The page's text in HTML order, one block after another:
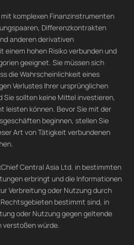
komplexen Finanzinstrumenten
Differenzkontrakten
anderen derivativen
einem hohen Risiko verbunden und
geeignet. Sie müssen sich
die Wahrscheinlichkeit eines
Verlustes Ihrer ursprünglichen
sollten keine Mittel investieren,
leisten können. Bevor Sie mit der
beginnen, stellen Sie
Art von Tätigkeit verbundenen
Central Asia Ltd. in bestimmten
erbringt und die Informationen
Verbreitung oder Nutzung durch
bestimmt sind, in
oder Nutzung gegen geltende
verstoßen würde.